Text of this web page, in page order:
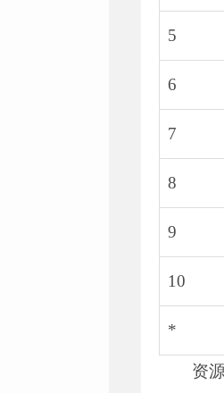
5
6
7
8
9
10
*
资